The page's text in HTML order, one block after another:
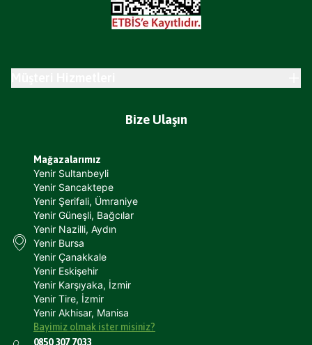
Bize Ulaşın
Mağazalarımız
Yenir Sultanbeyli
Yenir Sancaktepe
Yenir Şerifali, Ümraniye
Yenir Güneşli, Bağcılar
Yenir Nazilli, Aydın
Yenir Bursa
Yenir Çanakkale
Yenir Eskişehir
Yenir Karşıyaka, İzmir
Yenir Tire, İzmir
Yenir Akhisar, Manisa
Bayimiz olmak ister misiniz?
0850 307 7033